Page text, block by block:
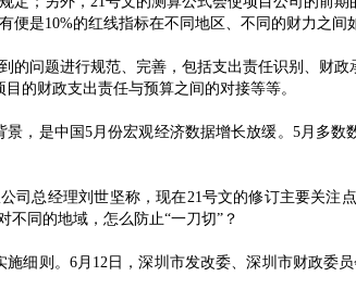
便是10%的红线指标在不同地区、不同的财力之间
的问题进行规范、完善，包括支出责任识别、财
目的财政支出责任与预算之间的对接等等。
景，是中国5月份宏观经济数据增长放缓。5月多
司总经理刘世坚称，现在21号文的修订主要关注
不同的地域，怎么防止“一刀切”？
施细则。6月12日，深圳市发改委、深圳市财政委